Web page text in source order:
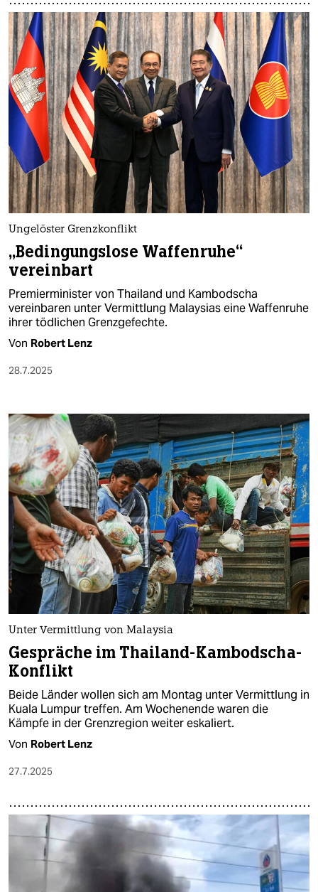
Ungelöster Grenzkonflikt
„Bedingungslose Waffenruhe“
vereinbart
Premierminister von Thailand und Kambodscha
vereinbaren unter Vermittlung Malaysias eine Waffenruhe
ihrer tödlichen Grenzgefechte.
Von Robert Lenz
28.7.2025
Unter Vermittlung von Malaysia
Gespräche im Thailand-Kambodscha-
Konflikt
Beide Länder wollen sich am Montag unter Vermittlung in
Kuala Lumpur treffen. Am Wochenende waren die
Kämpfe in der Grenzregion weiter eskaliert.
Von Robert Lenz
27.7.2025